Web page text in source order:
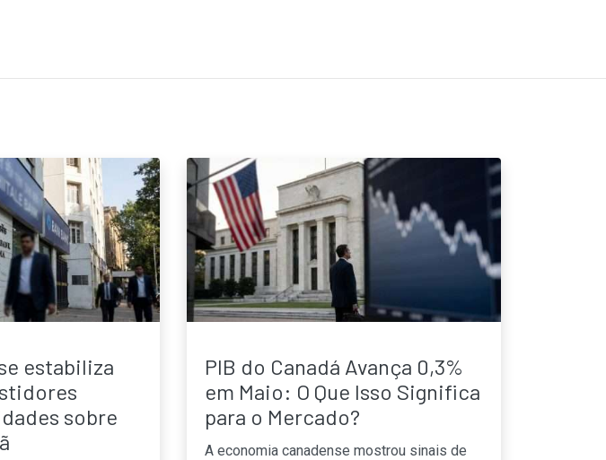
estabiliza
sobre
PIB do Canadá Avança 0,3%
em Maio: O Que Isso Significa
para o Mercado?
A economia canadense mostrou sinais de